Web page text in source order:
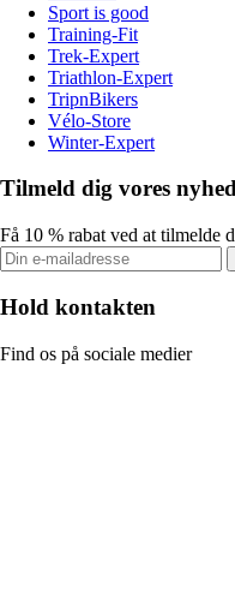
Sport is good
Training-Fit
Trek-Expert
Triathlon-Expert
TripnBikers
Vélo-Store
Winter-Expert
Tilmeld dig vores
Få 10 % rabat ved at tilmelde
Hold kontakten
Find os på sociale medier